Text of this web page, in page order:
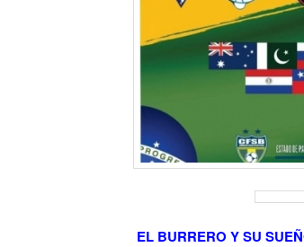
EL BURRERO Y SU